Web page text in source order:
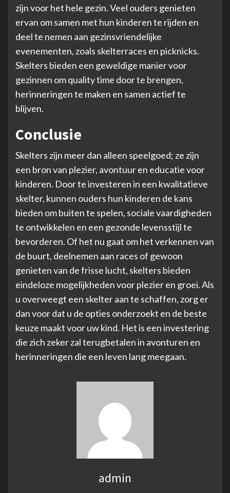
zijn voor het hele gezin. Veel ouders genieten
ervan om samen met hun kinderen te rijden en
deel te nemen aan gezinsvriendelijke
evenementen, zoals skelterraces en picknicks.
Skelters bieden een geweldige manier voor
gezinnen om quality time door te brengen,
herinneringen te maken en samen actief te
blijven.
Conclusie
Skelters zijn meer dan alleen speelgoed; ze zijn
een bron van plezier, avontuur en educatie voor
kinderen. Door te investeren in een kwalitatieve
skelter, kunnen ouders hun kinderen de kans
bieden om buiten te spelen, sociale vaardigheden
te ontwikkelen en een gezonde levensstijl te
bevorderen. Of het nu gaat om het verkennen van
de buurt, deelnemen aan races of gewoon
genieten van de frisse lucht, skelters bieden
eindeloze mogelijkheden voor plezier en groei. Als
u overweegt een skelter aan te schaffen, zorg er
dan voor dat u de opties onderzoekt en de beste
keuze maakt voor uw kind. Het is een investering
die zich zeker zal terugbetalen in avonturen en
herinneringen die een leven lang meegaan.
admin